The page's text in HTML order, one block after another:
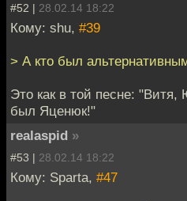
#52 | 28.02.14 18:22
Кому: shu, #39
> А кто был
Это как в той песне:
был Яценюк!"
realaspid »
#53 | 28.02.14 18:22
Кому: Sparta, #47